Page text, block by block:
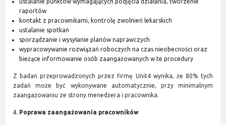
ustalanie punktów wymagających podjęcia działania, tworzenie
raportów
kontakt z pracownikami, kontrolę zwolnień lekarskich
ustalanie spotkań
sporządzanie i wysyłanie planów naprawczych
wypracowywanie rozwiązań roboczych na czas nieobecności oraz
bieżące informowanie osób zaangażowanych w te procedury
Z badań przeprowadzonych przez firmę Unit4 wynika, że 80% tych
zadań może być wykonywane automatycznie, przy minimalnym
zaangażowaniu ze strony menedżera i pracownika.
Poprawa zaangażowania pracowników